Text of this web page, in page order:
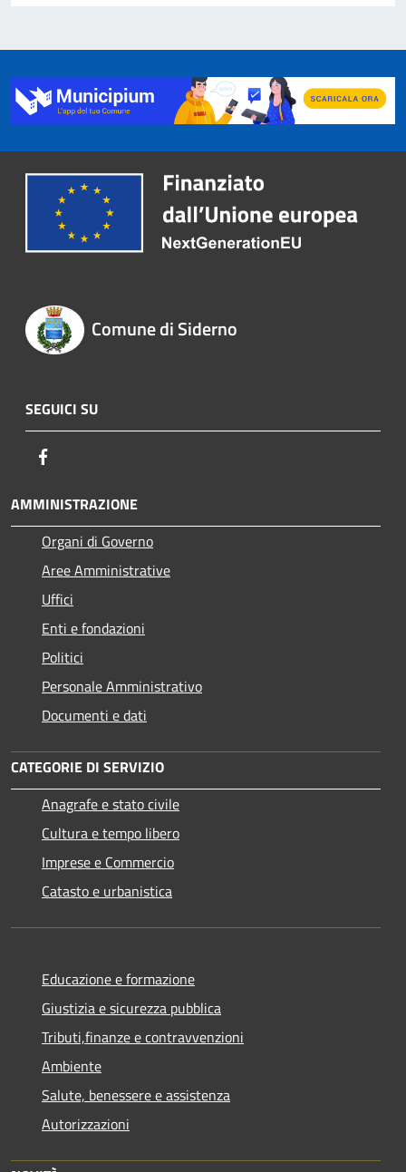
Comune di Siderno
SEGUICI SU
AMMINISTRAZIONE
Organi di Governo
Aree Amministrative
Uffici
Enti e fondazioni
Politici
Personale Amministrativo
Documenti e dati
CATEGORIE DI SERVIZIO
Anagrafe e stato civile
Cultura e tempo libero
Imprese e Commercio
Catasto e urbanistica
Educazione e formazione
Giustizia e sicurezza pubblica
Tributi,finanze e contravvenzioni
Ambiente
Salute, benessere e assistenza
Autorizzazioni